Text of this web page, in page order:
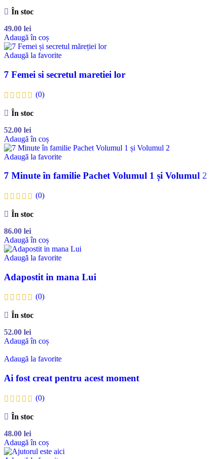
În stoc
49.00 lei
Adaugă în coș
Adaugă la favorite
7 Femei si secretul maretiei lor
(0)
În stoc
52.00 lei
Adaugă în coș
Adaugă la favorite
7 Minute în familie Pachet Volumul 1 și Volumul 2
(0)
În stoc
86.00 lei
Adaugă în coș
Adaugă la favorite
Adapostit in mana Lui
(0)
În stoc
52.00 lei
Adaugă în coș
Adaugă la favorite
Ai fost creat pentru acest moment
(0)
În stoc
48.00 lei
Adaugă în coș